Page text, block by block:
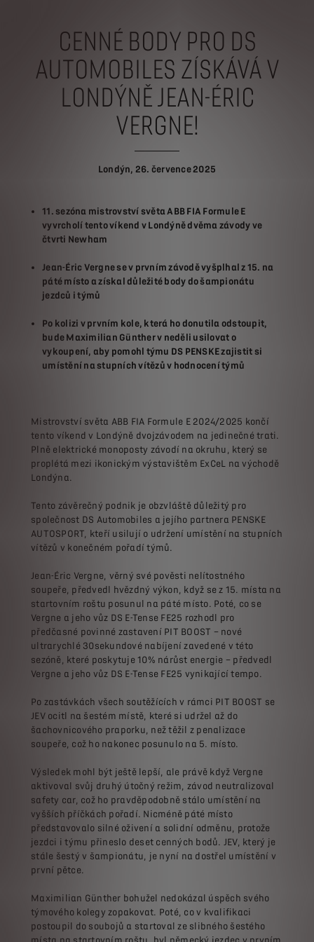
CENNÉ BODY PRO DS
AUTOMOBILES ZÍSKÁVÁ V
LONDÝNĚ JEAN-ÉRIC
VERGNE!
Londýn, 26. července 2025
11. sezóna mistrovství světa ABB FIA Formule E
vyvrcholí tento víkend v Londýně dvěma závody ve
čtvrti Newham
Jean-Éric Vergne se v prvním závodě vyšplhal z 15. na
páté místo a získal důležité body do šampionátu
jezdců i týmů
Po kolizi v prvním kole, která ho donutila odstoupit,
bude Maximilian Günther v neděli usilovat o
vykoupení, aby pomohl týmu DS PENSKE zajistit si
umístění na stupních vítězů v hodnocení týmů
Mistrovství světa ABB FIA Formule E 2024/2025 končí
tento víkend v Londýně dvojzávodem na jedinečné trati.
Plně elektrické monoposty závodí na okruhu, který se
proplétá mezi ikonickým výstavištěm ExCeL na východě
Londýna.
Tento závěrečný podnik je obzvláště důležitý pro
společnost DS Automobiles a jejího partnera PENSKE
AUTOSPORT, kteří usilují o udržení umístění na stupních
vítězů v konečném pořadí týmů.
Jean-Éric Vergne, věrný své pověsti nelítostného
soupeře, předvedl hvězdný výkon, když se z 15. místa na
startovním roštu posunul na páté místo. Poté, co se
Vergne a jeho vůz DS E-Tense FE25 rozhodl pro
předčasné povinné zastavení PIT BOOST – nové
ultrarychlé 30sekundové nabíjení zavedené v této
sezóně, které poskytuje 10% nárůst energie – předvedl
Vergne a jeho vůz DS E-Tense FE25 vynikající tempo.
Po zastávkách všech soutěžících v rámci PIT BOOST se
JEV ocitl na šestém místě, které si udržel až do
šachovnicového praporku, než těžil z penalizace
soupeře, což ho nakonec posunulo na 5. místo.
Výsledek mohl být ještě lepší, ale právě když Vergne
aktivoval svůj druhý útočný režim, závod neutralizoval
safety car, což ho pravděpodobně stálo umístění na
vyšších příčkách pořadí. Nicméně páté místo
představovalo silné oživení a solidní odměnu, protože
jezdci i týmu přineslo deset cenných bodů. JEV, který je
stále šestý v šampionátu, je nyní na dostřel umístění v
první pětce.
Maximilian Günther bohužel nedokázal úspěch svého
týmového kolegy zopakovat. Poté, co v kvalifikaci
postoupil do soubojů a startoval ze slibného šestého